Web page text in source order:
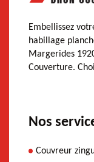
Embellissez
habillage
Margerides
Couverture.
Nos
Couvreur